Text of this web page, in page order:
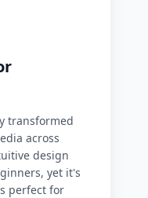
transformed
across
design
yet it's
perfect for